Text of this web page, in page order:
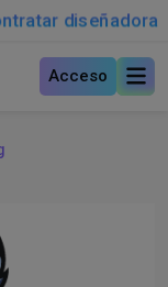
diseñadora
Acceso